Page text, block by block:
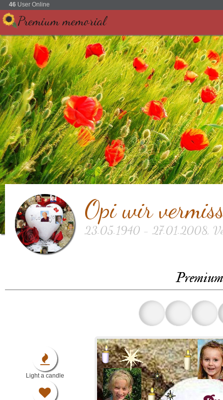
46 User Online
Premium memorial
Opi wir
23.05.1940 - 27.01.2008,
Light a candle